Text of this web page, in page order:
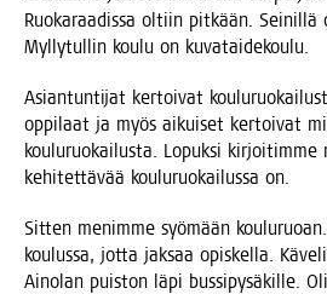
Ruo­ka­raa­dis­sa oltiin pit­kään.
Myl­ly­tul­lin kou­lu on kuvataidekoulu.
Asian­tun­ti­jat ker­toi­vat
oppi­laat ja myös aikui­set ker­toi­vat
kou­lu­ruo­kai­lus­ta. Lopuk­si
kehi­tet­tä­vää kou­lu­ruo­kai­lus­sa on.
Sit­ten menim­me syö­mään
kou­lus­sa, jot­ta jak­saa opis­kel­la.
Aino­lan puis­ton läpi bus­si­py­sä­kil­le.